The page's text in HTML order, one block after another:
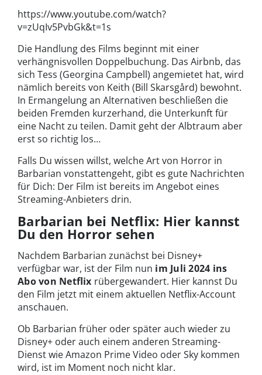
https://www.youtube.com/watch?
v=zUqIv5PvbGk&t=1s
Die Handlung des Films beginnt mit einer
verhängnisvollen Doppelbuchung. Das Airbnb, das
sich Tess (Georgina Campbell) angemietet hat, wird
nämlich bereits von Keith (Bill Skarsgård) bewohnt.
In Ermangelung an Alternativen beschließen die
beiden Fremden kurzerhand, die Unterkunft für
eine Nacht zu teilen. Damit geht der Albtraum aber
erst so richtig los…
Falls Du wissen willst, welche Art von Horror in
Barbarian vonstattengeht, gibt es gute Nachrichten
für Dich: Der Film ist bereits im Angebot eines
Streaming-Anbieters drin.
Barbarian bei Netflix: Hier kannst
Du den Horror sehen
Nachdem Barbarian zunächst bei Disney+
verfügbar war, ist der Film nun im Juli 2024 ins
Abo von Netflix rübergewandert. Hier kannst Du
den Film jetzt mit einem aktuellen Netflix-Account
anschauen.
Ob Barbarian früher oder später auch wieder zu
Disney+ oder auch einem anderen Streaming-
Dienst wie Amazon Prime Video oder Sky kommen
wird, ist im Moment noch nicht klar.